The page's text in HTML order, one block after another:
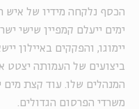
הכסף נלקחה מידיו של
ימים ייעלם קמפיין שישי
יימוגו, והפקקים באיילון
ביצועים של העמותה יצטט
המנהלים שלו. עוד קצת
משרדי הפרסום הגדולים.